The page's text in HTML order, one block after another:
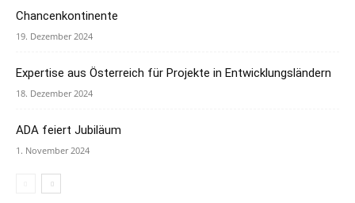
Chancenkontinente
19. Dezember 2024
Expertise aus Österreich für Projekte in Entwicklungsländern
18. Dezember 2024
ADA feiert Jubiläum
1. November 2024